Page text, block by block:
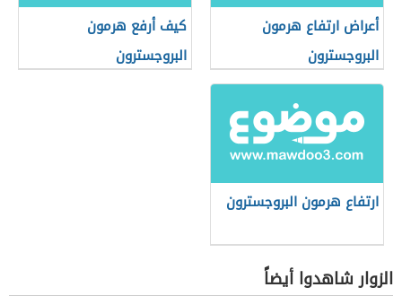
أعراض ارتفاع هرمون
البروجسترون
كيف أرفع هرمون
البروجسترون
ارتفاع هرمون البروجسترون
الزوار شاهدوا أيضاً